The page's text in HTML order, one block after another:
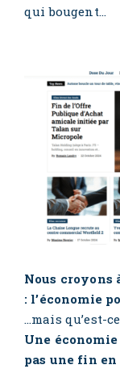
qui bougent…
Nous croyons
: l’économie
…mais qu’est-
Une
pas une fin